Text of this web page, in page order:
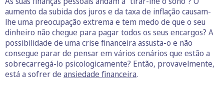
aumento da subida dos juros e da taxa de inflação causam-
lhe uma preocupação extrema e tem medo de que o seu
dinheiro não chegue para pagar todos os seus encargos? A
possibilidade de uma crise financeira assusta-o e não
consegue parar de pensar em vários cenários que estão a
sobrecarregá-lo psicologicamente? Então, provavelmente,
está a sofrer de ansiedade financeira.